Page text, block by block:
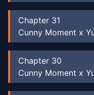
Chapter 31
Cunny Moment x
Chapter 30
Cunny Moment x